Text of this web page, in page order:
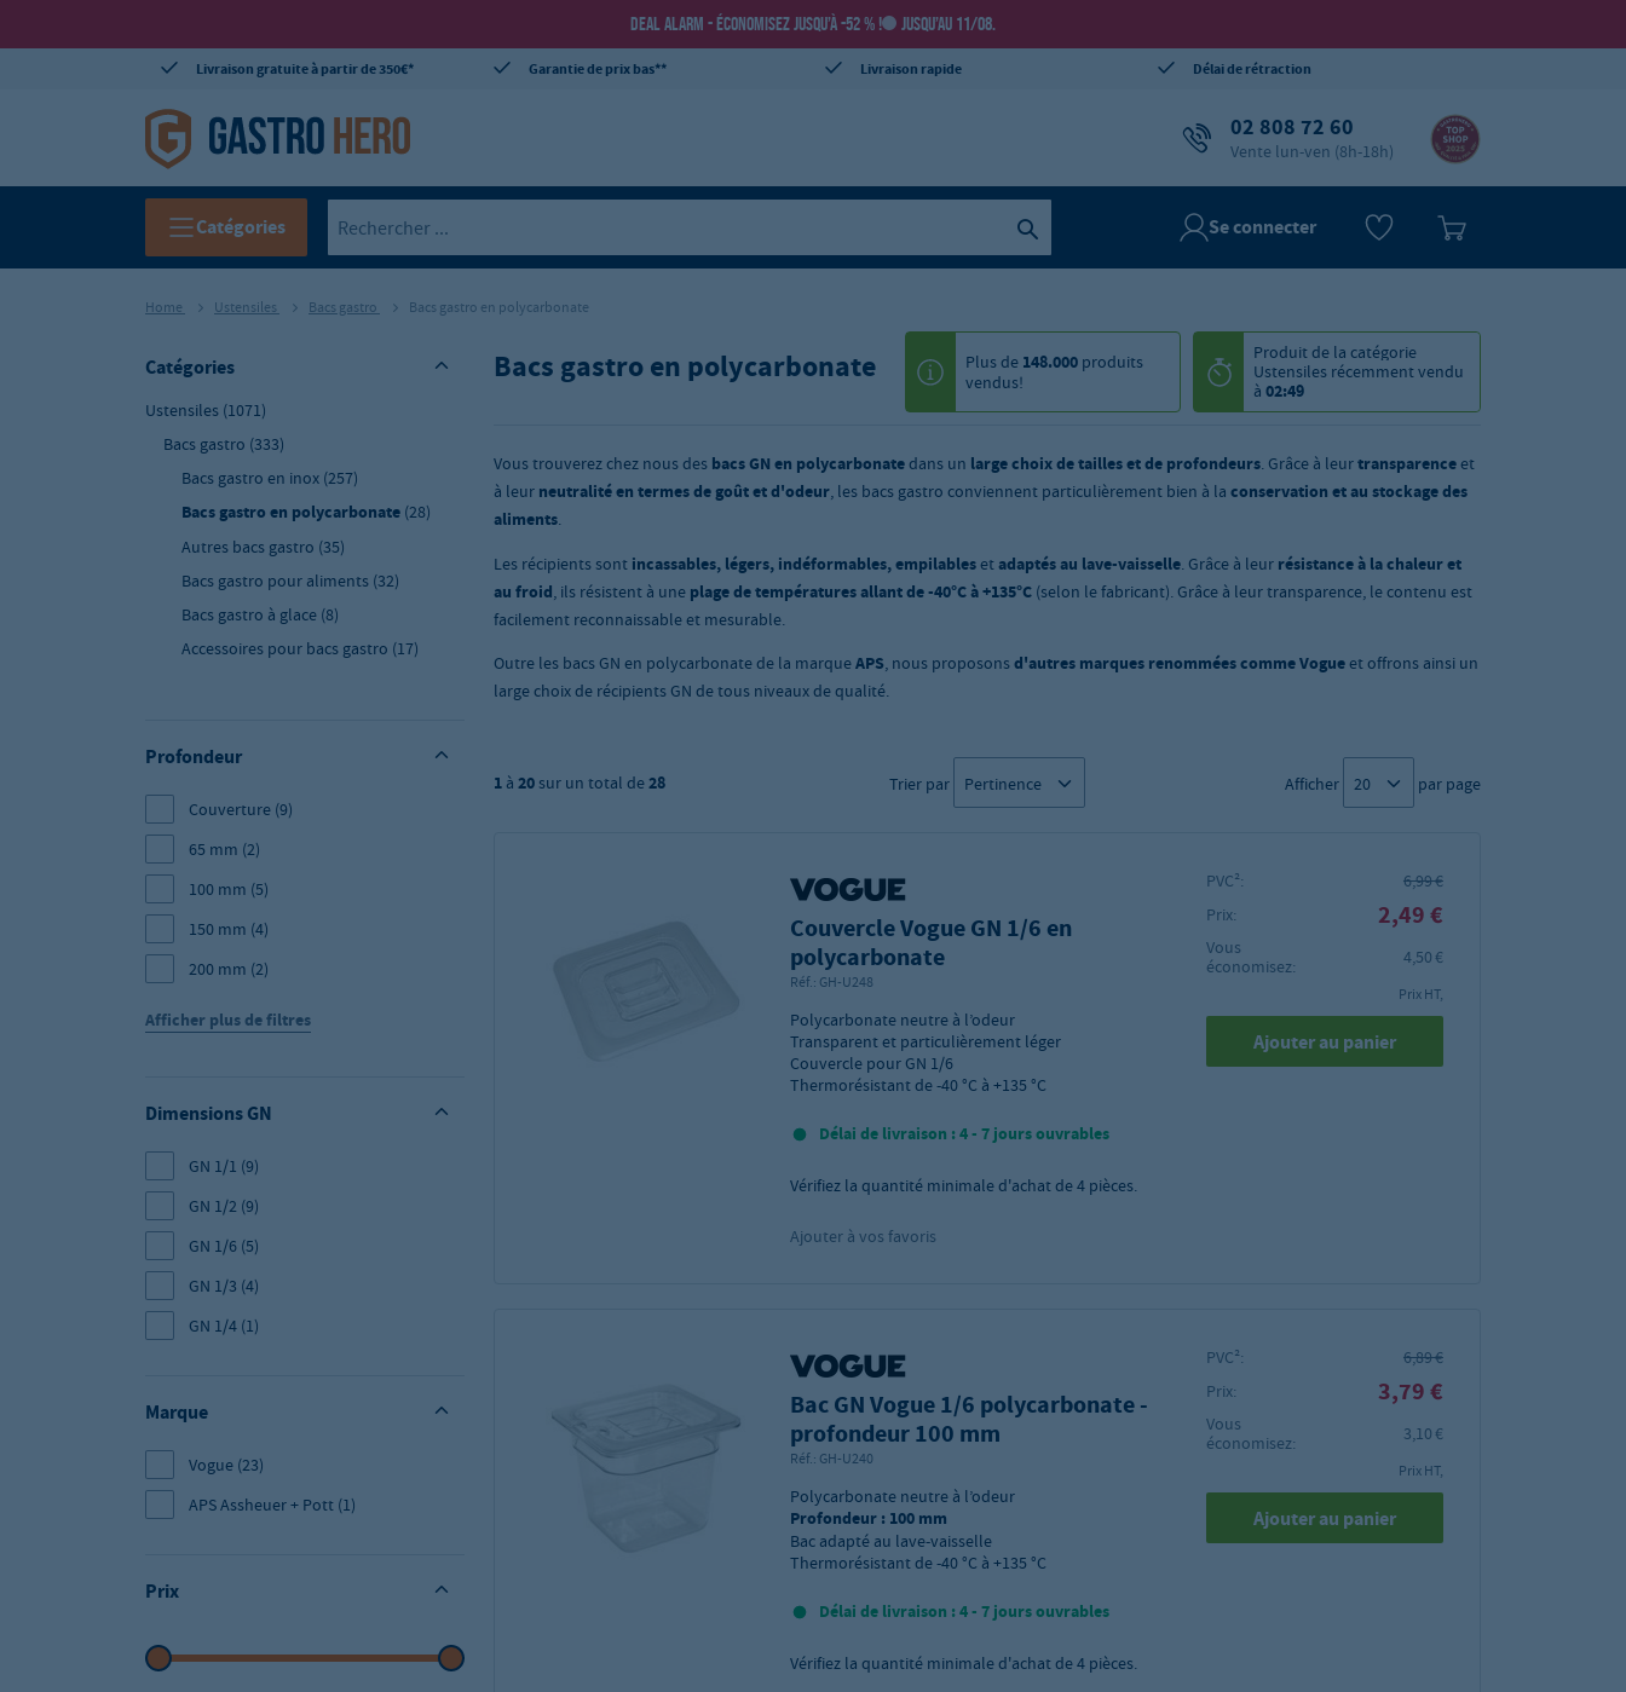
DEAL ALARM - ÉCONOMISEZ JUSQU’À -52 % ! JUSQU’AU 11/08.
Livraison gratuite à partir de 350€* Garantie de prix bas** Livraison rapide Délai de rétraction
02 808 72 60
Vente lun-ven (8h-18h)
Catégories Se connecter
Home Ustensiles Bacs gastro Bacs gastro en polycarbonate
Catégories
Ustensiles (1071)
Bacs gastro (333)
Bacs gastro en inox (257)
Bacs gastro en polycarbonate (28)
Autres bacs gastro (35)
Bacs gastro pour aliments (32)
Bacs gastro à glace (8)
Accessoires pour bacs gastro (17)
Profondeur
Couverture (9)
65 mm (2)
100 mm (5)
150 mm (4)
200 mm (2)
Afficher plus de filtres
Dimensions GN
GN 1/1 (9)
GN 1/2 (9)
GN 1/6 (5)
GN 1/3 (4)
GN 1/4 (1)
Marque
Vogue (23)
APS Assheuer + Pott (1)
Prix
Bacs gastro en polycarbonate Plus de 148.000produits
vendus!
Produit de la catégorie
Ustensiles récemment vendu
à02:49
Vous trouverez chez nous des bacs GN en polycarbonatedans un large choix de tailles et de profondeurs. Grâce à leurtransparenceet
à leur neutralité en termes de goût et d'odeur, les bacs gastro conviennent particulièrement bien à la conservation et au stockage des
aliments.
Les récipients sont incassables, légers, indéformables, empilablesetadaptés au lave-vaisselle. Grâce à leur résistance à la chaleur et
au froid, ils résistent à une plage de températures allant de -40°C à +135°C (selon le fabricant). Grâce à leur transparence, le contenu est
facilement reconnaissable et mesurable.
Outre les bacs GN en polycarbonate de la marqueAPS, nous proposonsd'autres marques renommées comme Vogueet offrons ainsi un
large choix de récipients GN de tous niveaux de qualité.
1 à 20 sur un total de28 Trier par Afficher par page
Couvercle Vogue GN 1/6 en
polycarbonate
Réf.: GH-U248
Polycarbonate neutre à l’odeur
Transparent et particulièrement léger
Couvercle pour GN 1/6
Thermorésistant de -40 °C à +135 °C
Délai de livraison : 4 - 7 jours ouvrables
Vérifiez la quantité minimale d'achat de4 pièces.
Ajouter à vos favoris
PVC²:
6,99 €
Prix:
2,49 €
Vous
économisez:
4,50 €
Prix HT,
Ajouter au panier
Bac GN Vogue 1/6 polycarbonate -
profondeur 100 mm
Réf.: GH-U240
Polycarbonate neutre à l’odeur
Profondeur : 100 mm
Bac adapté au lave-vaisselle
Thermorésistant de -40 °C à +135 °C
Délai de livraison : 4 - 7 jours ouvrables
Vérifiez la quantité minimale d'achat de4 pièces.
PVC²:
6,89 €
Prix:
3,79 €
Vous
économisez:
3,10 €
Prix HT,
Ajouter au panier